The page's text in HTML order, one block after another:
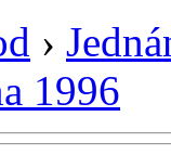
›
1996